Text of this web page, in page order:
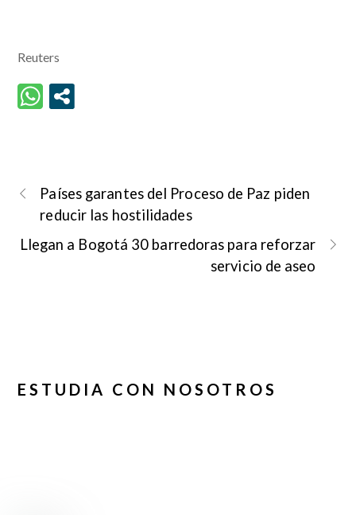
Reuters
Países garantes del Proceso de Paz piden
reducir las hostilidades
Llegan a Bogotá 30 barredoras para reforzar
servicio de aseo
ESTUDIA CON NOSOTROS